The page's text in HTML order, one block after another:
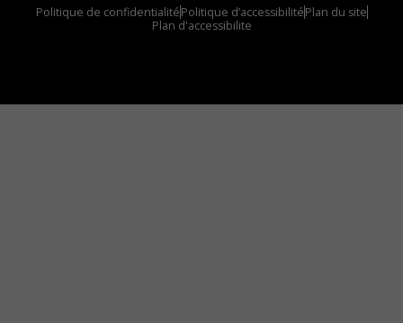
Politique de confidentialitéPolitique d’accessibilitéPlan du site
Plan d'accessibilite